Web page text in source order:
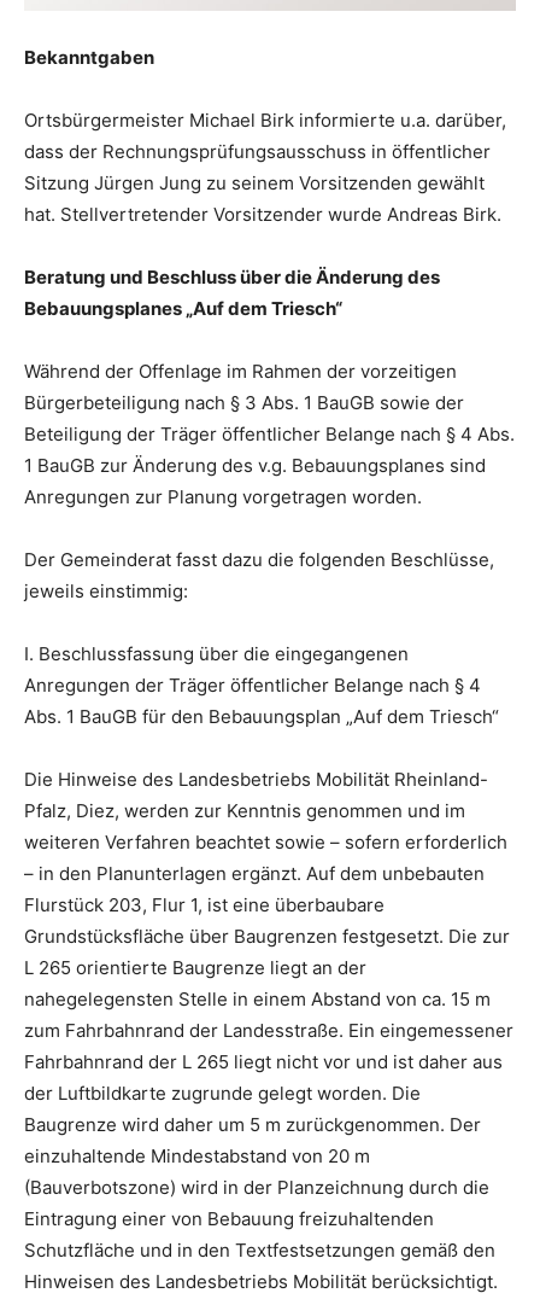
Bekanntgaben
Ortsbürgermeister Michael Birk informierte u.a. darüber,
dass der Rechnungsprüfungsausschuss in öffentlicher
Sitzung Jürgen Jung zu seinem Vorsitzenden gewählt
hat. Stellvertretender Vorsitzender wurde Andreas Birk.
Beratung und Beschluss über die Änderung des
Bebauungsplanes „Auf dem Triesch“
Während der Offenlage im Rahmen der vorzeitigen
Bürgerbeteiligung nach § 3 Abs. 1 BauGB sowie der
Beteiligung der Träger öffentlicher Belange nach § 4 Abs.
1 BauGB zur Änderung des v.g. Bebauungsplanes sind
Anregungen zur Planung vorgetragen worden.
Der Gemeinderat fasst dazu die folgenden Beschlüsse,
jeweils einstimmig:
I. Beschlussfassung über die eingegangenen
Anregungen der Träger öffentlicher Belange nach § 4
Abs. 1 BauGB für den Bebauungsplan „Auf dem Triesch“
Die Hinweise des Landesbetriebs Mobilität Rheinland-
Pfalz, Diez, werden zur Kenntnis genommen und im
weiteren Verfahren beachtet sowie – sofern erforderlich
– in den Planunterlagen ergänzt. Auf dem unbebauten
Flurstück 203, Flur 1, ist eine überbaubare
Grundstücksfläche über Baugrenzen festgesetzt. Die zur
L 265 orientierte Baugrenze liegt an der
nahegelegensten Stelle in einem Abstand von ca. 15 m
zum Fahrbahnrand der Landesstraße. Ein eingemessener
Fahrbahnrand der L 265 liegt nicht vor und ist daher aus
der Luftbildkarte zugrunde gelegt worden. Die
Baugrenze wird daher um 5 m zurückgenommen. Der
einzuhaltende Mindestabstand von 20 m
(Bauverbotszone) wird in der Planzeichnung durch die
Eintragung einer von Bebauung freizuhaltenden
Schutzfläche und in den Textfestsetzungen gemäß den
Hinweisen des Landesbetriebs Mobilität berücksichtigt.